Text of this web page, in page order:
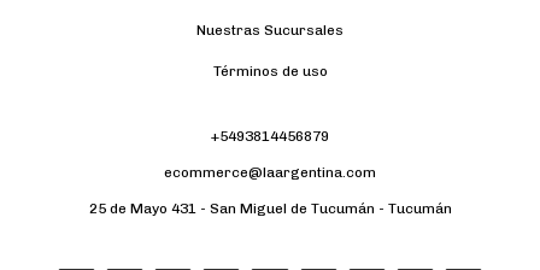
Nuestras Sucursales
Términos de uso
+5493814456879
ecommerce@laargentina.com
25 de Mayo 431 - San Miguel de Tucumán - Tucumán